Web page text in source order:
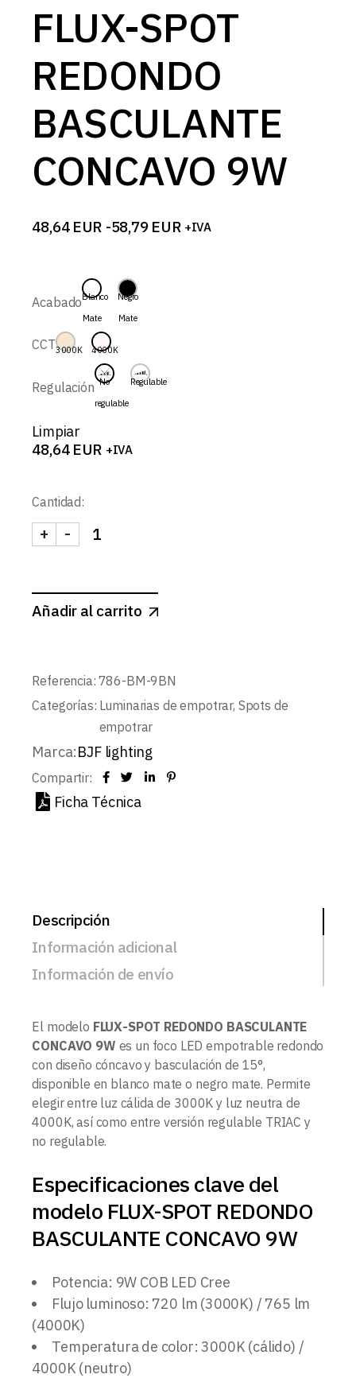
FLUX-SPOT
REDONDO
BASCULANTE
CONCAVO 9W
48,64 EUR -58,79 EUR
Rango
48,64 EUR
hasta
58,79 EUR
+IVA
AcabadoBlanco
Mate
Negro
Mate
CCT3000K 4000K
Regulación No
regulable
Regulable
Limpiar
48,64 EUR +IVA
Cantidad:
FLUX-SPOT REDONDO BASCULANTE CONCAVO
-
+
Añadir al carrito
Referencia: 786-BM-9BN
Categorías: Luminarias de empotrar, Spots de
empotrar
Marca:BJF lighting
Compartir:
Ficha Técnica
Descripción
Información adicional
Información de envío
El modelo FLUX-SPOT REDONDO BASCULANTE
CONCAVO 9W es un foco LED empotrable redondo
con diseño cóncavo y basculación de 15°,
disponible en blanco mate o negro mate. Permite
elegir entre luz cálida de 3000K y luz neutra de
4000K, así como entre versión regulable TRIAC y
no regulable.
Especificaciones clave del
modelo FLUX-SPOT REDONDO
BASCULANTE CONCAVO 9W
Potencia: 9W COB LED Cree
Flujo luminoso: 720 lm (3000K) / 765 lm
(4000K)
Temperatura de color: 3000K (cálido) /
4000K (neutro)